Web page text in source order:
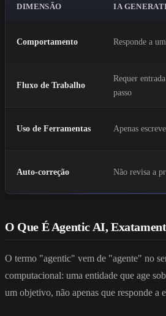
DIMENSÃO IA
Comportamento Responde a
Fluxo de Trabalho
Requer
passo
Uso de Ferramentas Apenas
Auto-correção Não revisa a
O Que É Agentic AI,
O termo "agentic" vem de "agente" no
computacional: uma entidade que age
um objetivo, não apenas que responde a